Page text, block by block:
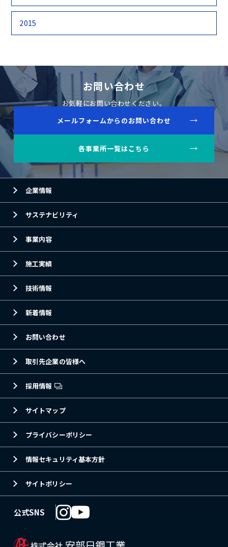
2015
お問い合わせ
お気軽にお問い合わせください。
メールフォームからのお問い合わせ
各事業所一覧はこちら
企業情報
サステナビリティ
事業内容
施工実績
技術情報
新着情報
お問い合わせ
取引先企業の皆様へ
採用情報
サイトマップ
プライバシーポリシー
情報セキュリティ基本方針
サイトポリシー
公式SNS